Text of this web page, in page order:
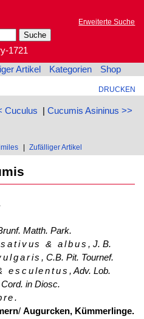
Erweiterte Suche
1721
Artikel Kategorien Shop
DRUCKEN
Cuculus | Cucumis Asininus >>
Zufälliger Artikel
Matth. Park.
& albus , J. B.
, C.B. Pit. Tournef.
esculentus, Adv. Lob.
in Diosc.
/ Augurcken, Kümmerlinge.